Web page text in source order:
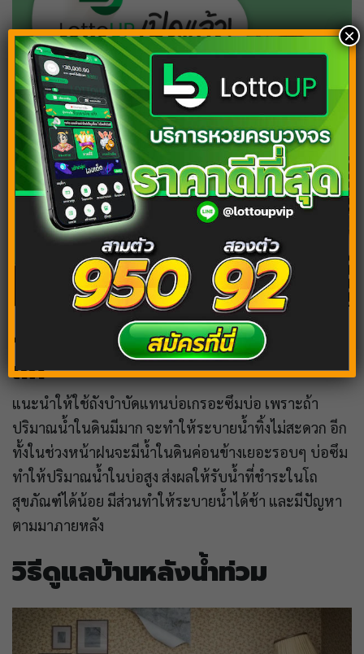
เว็บใหม่ https://lottoup5.com เปิดแทงหวย 24 ชม.
10. การป้องกันน้ำขังสำหรับบ้าน
เก่า
แนะนำให้ใช้ถังบำบัดแทนบ่อเกรอะซึมบ่อ เพราะถ้า
ปริมาณน้ำในดินมีมาก จะทำให้ระบายน้ำทิ้งไม่สะดวก อีก
ทั้งในช่วงหน้าฝนจะมีน้ำในดินค่อนข้างเยอะรอบๆ บ่อซึม
ทำให้ปริมาณน้ำในบ่อสูง ส่งผลให้รับน้ำที่ชำระในโถ
สุขภัณฑ์ได้น้อย มีส่วนทำให้ระบายน้ำได้ช้า และมีปัญหา
ตามมาภายหลัง
วิธีดูแลบ้านหลังน้ำท่วม
×